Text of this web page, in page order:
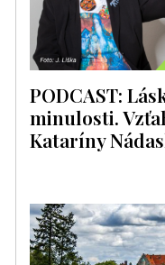
PODCAST:
minulosti.
Kataríny